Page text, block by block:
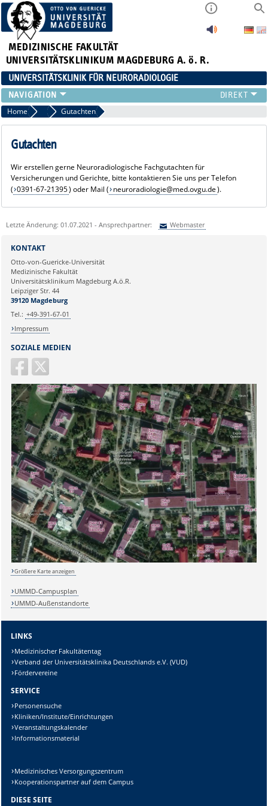
MEDIZINISCHE FAKULTÄT
UNIVERSITÄTSKLINIKUM MAGDEBURG A. ö. R.
UNIVERSITÄTSKLINIK FÜR NEURORADIOLOGIE
KLINIK
NEUVANET SAN
ZUWEISER*INNEN/PATIENT*INNEN
FORSCHUNG
LEHRE
Home Zuweiser*innen/Patient*innen
Gutachten
Gutachten
Wir erstellen gerne Neuroradiologische Fachgutachten für
Versicherungen und Gerichte, bitte kontaktieren Sie uns per Telefon
( 0391-67-21395) oder Mail ( neuroradiologie@med.ovgu.de).
Letzte Änderung: 01.07.2021 - Ansprechpartner: Webmaster
Ihre E-Mailadresse:
Ihr Anliegen:
Sicherheitsabfrage:
Lösung:
SOZIALE MEDIEN
KONTAKT
Otto-von-Guericke-Universität
Medizinische Fakultät
Universitätsklinikum Magdeburg A.ö.R.
Leipziger Str. 44
39120 Magdeburg
Tel.: +49-391-67-01
Impressum
Größere Karte anzeigen
UMMD-Campusplan
UMMD-Außenstandorte
LINKS
Medizinischer Fakultätentag
Verband der Universitätsklinika Deutschlands e.V. (VUD)
Fördervereine
SERVICE
Personensuche
Kliniken/Institute/Einrichtungen
Veranstaltungskalender
Informationsmaterial
Medizinisches Versorgungszentrum
Kooperationspartner auf dem Campus
DIESE SEITE